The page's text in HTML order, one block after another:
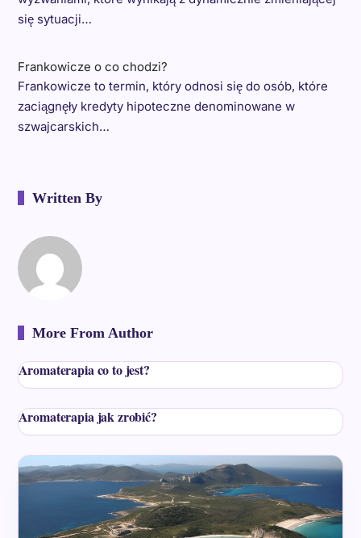
się sytuacji…
Frankowicze o co chodzi?
Frankowicze to termin, który odnosi się do osób, które
zaciągnęły kredyty hipoteczne denominowane w
szwajcarskich…
Written By
More From Author
Aromaterapia co to jest?
Aromaterapia jak zrobić?